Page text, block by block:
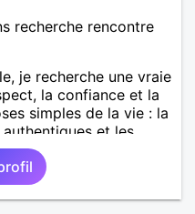
recherche rencontre
je recherche une vraie
la confiance et la
simples de la vie : la
et les
Très câlin et
moments de tendresse
La solitude finit parfois
Calédonie et